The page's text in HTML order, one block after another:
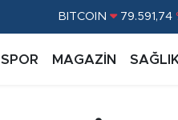
BITCOIN 79.591,74
SPOR MAGAZİN